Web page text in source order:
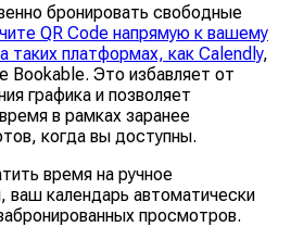
бронировать свободные
QR Code напрямую к вашему
таких платформах, как Calendly,
Bookable. Это избавляет от
графика и позволяет
в рамках заранее
когда вы доступны.
время на ручное
ваш календарь автоматически
просмотров.